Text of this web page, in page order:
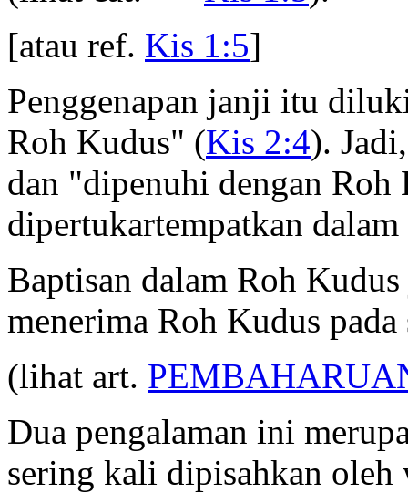
[atau ref. Kis 1:5]
Penggenapan janji itu
Roh Kudus" (Kis 2:4).
dan "dipenuhi dengan Roh
dipertukartempatkan
Baptisan dalam Roh
menerima Roh Kudus pada
(lihat art.
Dua pengalaman ini
sering kali dipisahkan oleh